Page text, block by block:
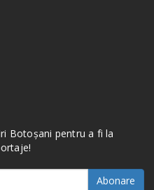
Botoșani pentru a fi la
Abonare